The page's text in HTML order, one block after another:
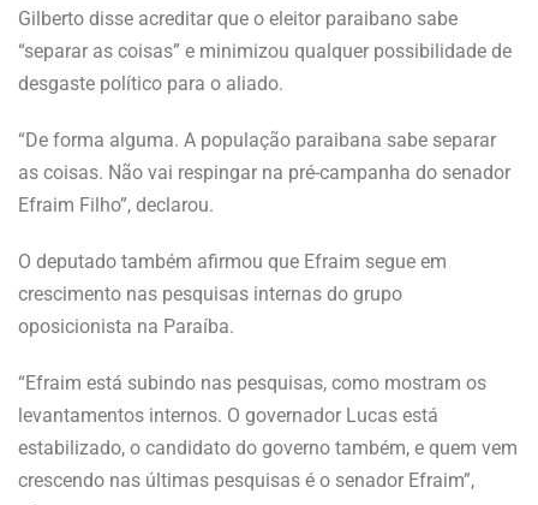
Gilberto disse acreditar que o eleitor paraibano sabe
“separar as coisas” e minimizou qualquer possibilidade de
desgaste político para o aliado.
“De forma alguma. A população paraibana sabe separar
as coisas. Não vai respingar na pré-campanha do senador
Efraim Filho”, declarou.
O deputado também afirmou que Efraim segue em
crescimento nas pesquisas internas do grupo
oposicionista na Paraíba.
“Efraim está subindo nas pesquisas, como mostram os
levantamentos internos. O governador Lucas está
estabilizado, o candidato do governo também, e quem vem
crescendo nas últimas pesquisas é o senador Efraim”,